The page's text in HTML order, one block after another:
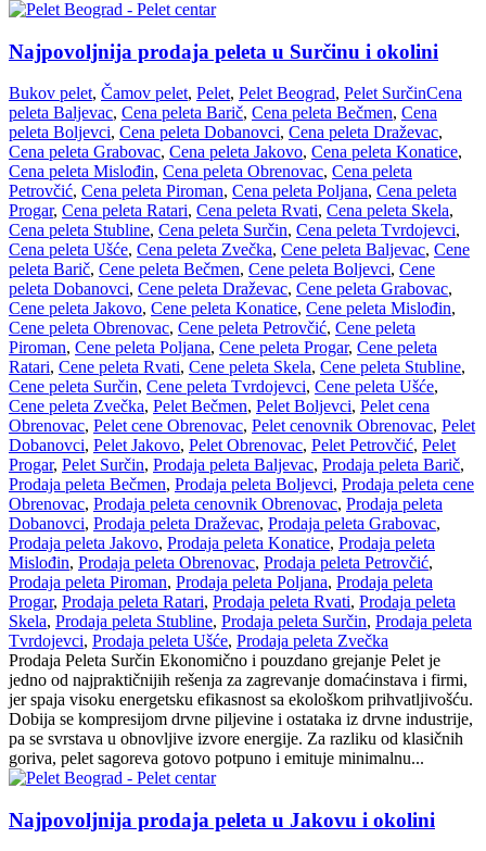
Najpovoljnija prodaja peleta u Surčinu i okolini
Bukov pelet, Čamov pelet, Pelet, Pelet Beograd, Pelet SurčinCena
peleta Baljevac, Cena peleta Barič, Cena peleta Bečmen, Cena
peleta Boljevci, Cena peleta Dobanovci, Cena peleta Draževac,
Cena peleta Grabovac, Cena peleta Jakovo, Cena peleta Konatice,
Cena peleta Mislođin, Cena peleta Obrenovac, Cena peleta
Petrovčić, Cena peleta Piroman, Cena peleta Poljana, Cena peleta
Progar, Cena peleta Ratari, Cena peleta Rvati, Cena peleta Skela,
Cena peleta Stubline, Cena peleta Surčin, Cena peleta Tvrdojevci,
Cena peleta Ušće, Cena peleta Zvečka, Cene peleta Baljevac, Cene
peleta Barič, Cene peleta Bečmen, Cene peleta Boljevci, Cene
peleta Dobanovci, Cene peleta Draževac, Cene peleta Grabovac,
Cene peleta Jakovo, Cene peleta Konatice, Cene peleta Mislođin,
Cene peleta Obrenovac, Cene peleta Petrovčić, Cene peleta
Piroman, Cene peleta Poljana, Cene peleta Progar, Cene peleta
Ratari, Cene peleta Rvati, Cene peleta Skela, Cene peleta Stubline,
Cene peleta Surčin, Cene peleta Tvrdojevci, Cene peleta Ušće,
Cene peleta Zvečka, Pelet Bečmen, Pelet Boljevci, Pelet cena
Obrenovac, Pelet cene Obrenovac, Pelet cenovnik Obrenovac, Pelet
Dobanovci, Pelet Jakovo, Pelet Obrenovac, Pelet Petrovčić, Pelet
Progar, Pelet Surčin, Prodaja peleta Baljevac, Prodaja peleta Barič,
Prodaja peleta Bečmen, Prodaja peleta Boljevci, Prodaja peleta cene
Obrenovac, Prodaja peleta cenovnik Obrenovac, Prodaja peleta
Dobanovci, Prodaja peleta Draževac, Prodaja peleta Grabovac,
Prodaja peleta Jakovo, Prodaja peleta Konatice, Prodaja peleta
Mislođin, Prodaja peleta Obrenovac, Prodaja peleta Petrovčić,
Prodaja peleta Piroman, Prodaja peleta Poljana, Prodaja peleta
Progar, Prodaja peleta Ratari, Prodaja peleta Rvati, Prodaja peleta
Skela, Prodaja peleta Stubline, Prodaja peleta Surčin, Prodaja peleta
Tvrdojevci, Prodaja peleta Ušće, Prodaja peleta Zvečka
Prodaja Peleta Surčin Ekonomično i pouzdano grejanje Pelet je
jedno od najpraktičnijih rešenja za zagrevanje domaćinstava i firmi,
jer spaja visoku energetsku efikasnost sa ekološkom prihvatljivošću.
Dobija se kompresijom drvne piljevine i ostataka iz drvne industrije,
pa se svrstava u obnovljive izvore energije. Za razliku od klasičnih
goriva, pelet sagoreva gotovo potpuno i emituje minimalnu...
Najpovoljnija prodaja peleta u Jakovu i okolini